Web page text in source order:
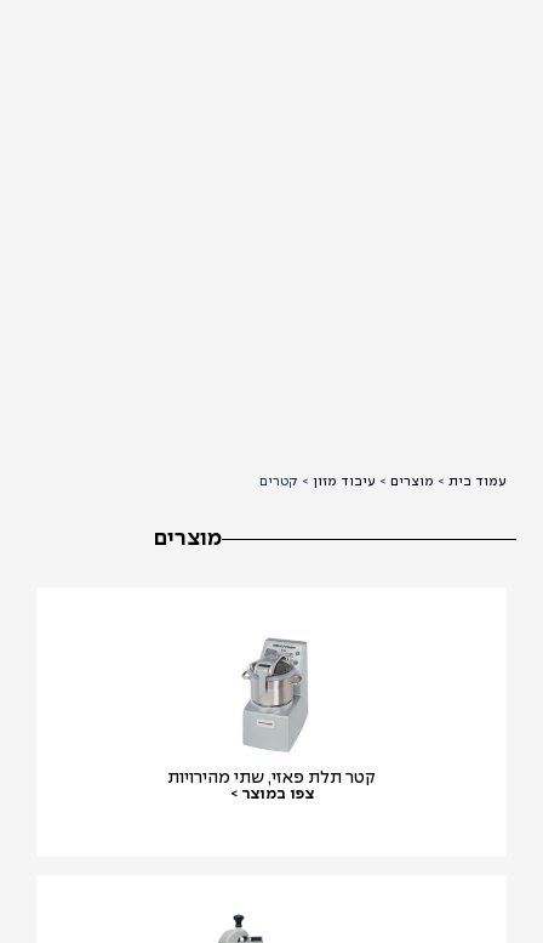
> מוצרים> עיבוד מזון >קטרים
מוצרים
קטר תלת פאזי, שתי מהירויות
צפו במוצר >